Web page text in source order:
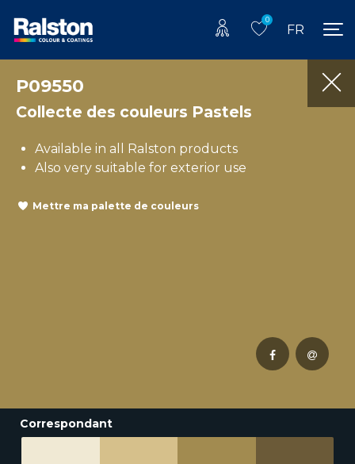
0
FR
P09550
Collecte des couleurs Pastels
Available in all Ralston products
Also very suitable for exterior use
Mettre ma palette de couleurs
Correspondant